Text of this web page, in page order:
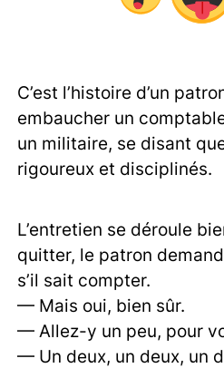
C’est l’histoire d’un
embaucher un
un militaire, se disant
rigoureux et disciplinés.
L’entretien se déroule
quitter, le patron
s’il sait compter.
— Mais oui, bien sûr.
— Allez-y un peu, pour
— Un deux, un deux, un